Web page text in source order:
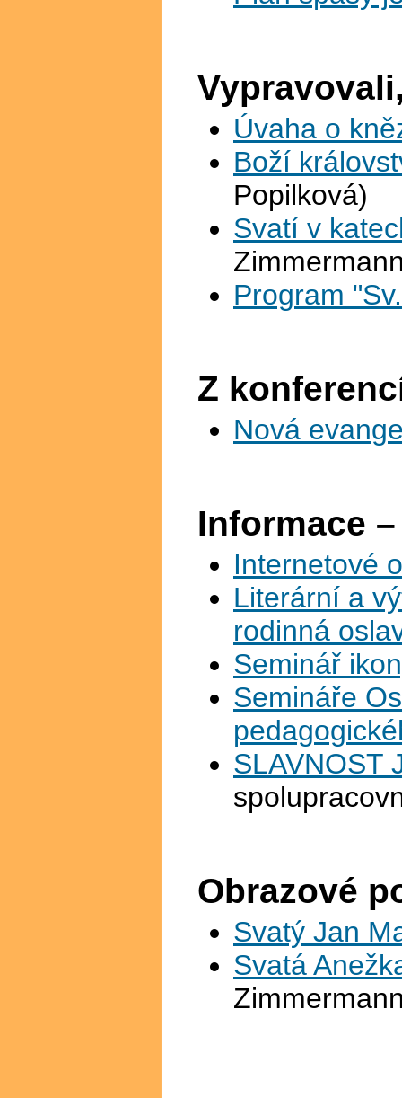
Úvaha o
Boží
Popilková)
Svatí v
Program
Z
Nová
Informace
Internetové
Literární a
rodinná
Seminář
Semináře
SLAVNOST
Obrazové
Svatý Jan
Svatá